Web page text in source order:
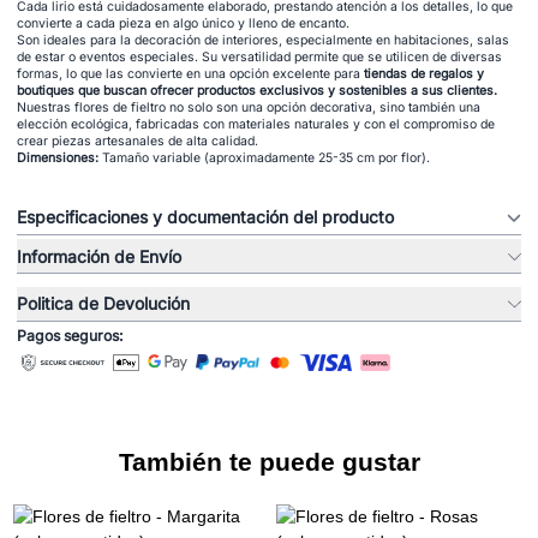
Cada lirio está cuidadosamente elaborado, prestando atención a los detalles, lo que
convierte a cada pieza en algo único y lleno de encanto.
Son ideales para la decoración de interiores, especialmente en habitaciones, salas
de estar o eventos especiales. Su versatilidad permite que se utilicen de diversas
formas, lo que las convierte en una opción excelente para tiendas de regalos y
boutiques que buscan ofrecer productos exclusivos y sostenibles a sus clientes.
Nuestras flores de fieltro no solo son una opción decorativa, sino también una
elección ecológica, fabricadas con materiales naturales y con el compromiso de
crear piezas artesanales de alta calidad.
Dimensiones: Tamaño variable (aproximadamente 25-35 cm por flor).
Especificaciones y documentación del producto
Información de Envío
Politica de Devolución
Pagos seguros:
También te puede gustar